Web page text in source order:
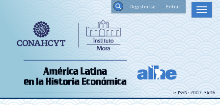
Contenido
principal
Barra
Toggle
e-ISSN: 2007-3496